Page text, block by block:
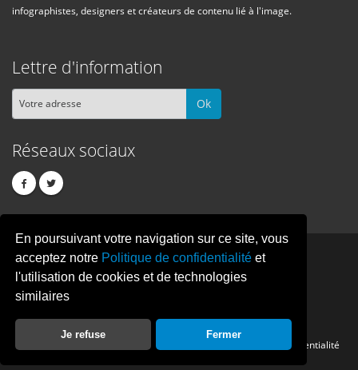
En poursuivant votre navigation sur ce site, vous
acceptez notre Politique de confidentialité et
l'utilisation de cookies et de technologies
similaires
Je refuse Fermer
infographistes, designers et créateurs de contenu lié à l'image.
Lettre d'information
Ok
Réseaux sociaux
PIXELCREATION
Publicité Politique de confidentialité